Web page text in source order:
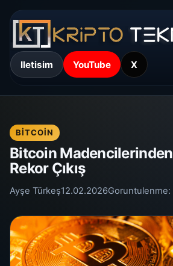
Iletisim YouTube X
BITCOIN
Bitcoin Madencilerinden
Rekor Çıkış
Ayşe Türkeş12.02.2026Goruntulenme: